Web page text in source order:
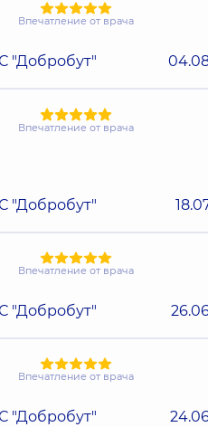
Впечатление от врача
"Добробут"
Впечатление от врача
"Добробут"
Впечатление от врача
"Добробут"
Впечатление от врача
"Добробут"